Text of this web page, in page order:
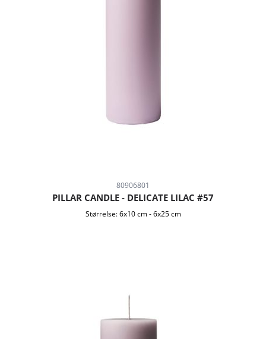
80906801
PILLAR CANDLE - DELICATE LILAC #57
Størrelse: 6x10 cm -6x25 cm